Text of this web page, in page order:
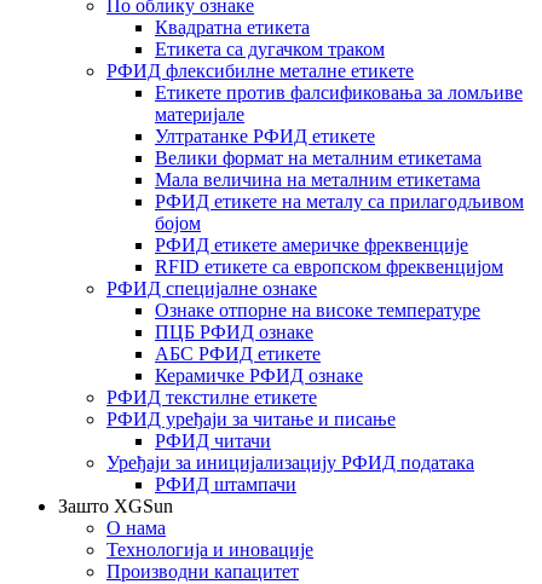
По облику ознаке
Квадратна етикета
Етикета са дугачком траком
РФИД флексибилне металне етикете
Етикете против фалсификовања за ломљиве
материјале
Ултратанке РФИД етикете
Велики формат на металним етикетама
Мала величина на металним етикетама
РФИД етикете на металу са прилагодљивом
бојом
РФИД етикете америчке фреквенције
RFID етикете са европском фреквенцијом
РФИД специјалне ознаке
Ознаке отпорне на високе температуре
ПЦБ РФИД ознаке
АБС РФИД етикете
Керамичке РФИД ознаке
РФИД текстилне етикете
РФИД уређаји за читање и писање
РФИД читачи
Уређаји за иницијализацију РФИД података
РФИД штампачи
Зашто XGSun
О нама
Технологија и иновације
Производни капацитет